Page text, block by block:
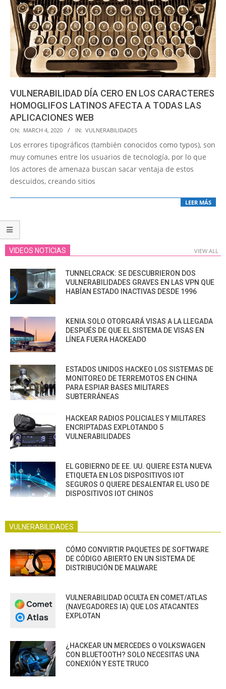
VULNERABILIDAD DÍA CERO EN LOS CARACTERES
HOMOGLIFOS LATINOS AFECTA A TODAS LAS
APLICACIONES WEB
2020-
03-
04
ON: MARCH 4, 2020 IN: VULNERABILIDADES
Los errores tipográficos (también conocidos como typos), son
muy comunes entre los usuarios de tecnología, por lo que
los actores de amenaza buscan sacar ventaja de estos
descuidos, creando sitios
LEER MÁS
VIDEOS NOTICIAS VIEW ALL
TUNNELCRACK: SE DESCUBRIERON DOS
VULNERABILIDADES GRAVES EN LAS VPN QUE
HABÍAN ESTADO INACTIVAS DESDE 1996
KENIA SOLO OTORGARÁ VISAS A LA LLEGADA
DESPUÉS DE QUE EL SISTEMA DE VISAS EN
LÍNEA FUERA HACKEADO
ESTADOS UNIDOS HACKEO LOS SISTEMAS DE
MONITOREO DE TERREMOTOS EN CHINA
PARA ESPIAR BASES MILITARES
SUBTERRÁNEAS
HACKEAR RADIOS POLICIALES Y MILITARES
ENCRIPTADAS EXPLOTANDO 5
VULNERABILIDADES
EL GOBIERNO DE EE. UU. QUIERE ESTA NUEVA
ETIQUETA EN LOS DISPOSITIVOS IOT
SEGUROS O QUIERE DESALENTAR EL USO DE
DISPOSITIVOS IOT CHINOS
VULNERABILIDADES
CÓMO CONVIRTIR PAQUETES DE SOFTWARE
DE CÓDIGO ABIERTO EN UN SISTEMA DE
DISTRIBUCIÓN DE MALWARE
VULNERABILIDAD OCULTA EN COMET/ATLAS
(NAVEGADORES IA) QUE LOS ATACANTES
EXPLOTAN
¿HACKEAR UN MERCEDES O VOLKSWAGEN
CON BLUETOOTH? SOLO NECESITAS UNA
CONEXIÓN Y ESTE TRUCO